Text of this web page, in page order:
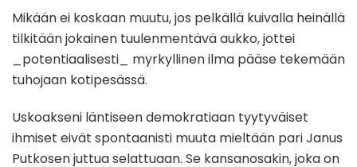
Mikään ei koskaan muutu, jos pelkällä kuivalla heinällä
tilkitään jokainen tuulenmentävä aukko, jottei
_potentiaalisesti_ myrkyllinen ilma pääse tekemään
tuhojaan kotipesässä.
Uskoakseni läntiseen demokratiaan tyytyväiset
ihmiset eivät spontaanisti muuta mieltään pari Janus
Putkosen juttua selattuaan. Se kansanosakin, joka on